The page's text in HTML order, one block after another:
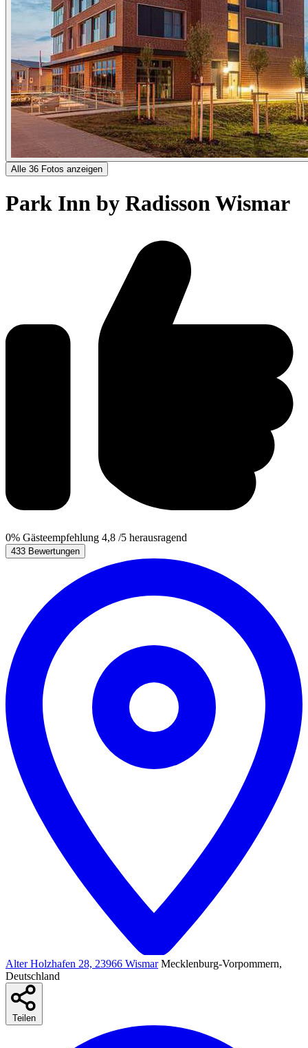
Alle 36 Fotos anzeigen
Park Inn by Radisson Wismar
0% Gästeempfehlung 4,8 /5 herausragend
433 Bewertungen
Alter Holzhafen 28, 23966 Wismar Mecklenburg-Vorpommern,
Deutschland
Teilen